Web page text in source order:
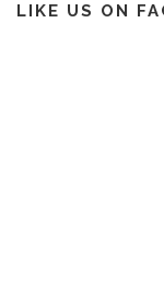
LIKE US ON